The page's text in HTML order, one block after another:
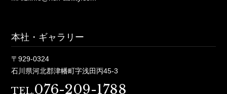
本社・ギャラリー
〒929-0324
石川県河北郡津幡町字浅田丙45-3
TEL.076-209-1788